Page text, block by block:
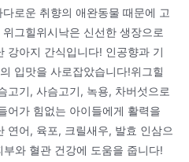
로운 취향의 애완동물 때문에 고
그힐위시낙은 신선한 생장으로
강아지 간식입니다! 인공향과 기
입맛을 사로잡았습니다!위그힐
고기, 사슴고기, 녹용, 차버섯으로
어가 힘없는 아이들에게 활력을
연어, 육포, 크릴새우, 발효 인삼으
와 혈관 건강에 도움을 줍니다!